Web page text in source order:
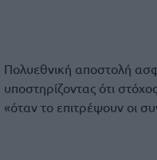
Πολυεθνική αποστολή
υποστηρίζοντας ότι
«όταν το επιτρέψουν οι